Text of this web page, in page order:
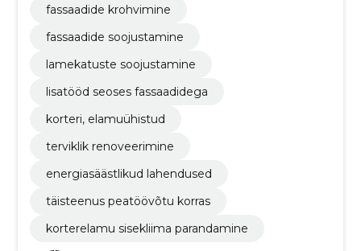
fassaadide krohvimine
fassaadide soojustamine
lamekatuste soojustamine
lisatööd seoses fassaadidega
korteri, elamuühistud
terviklik renoveerimine
energiasäästlikud lahendused
täisteenus peatöövõtu korras
korterelamu sisekliima parandamine